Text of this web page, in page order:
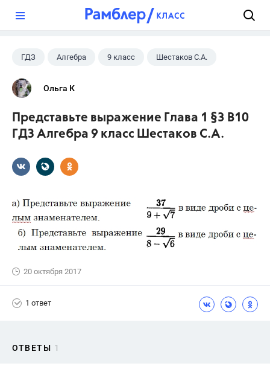
ГДЗ Алгебра 9 класс Шестаков С.А.
Ольга К
Представьте выражение Глава 1 §3 B10
ГДЗ Алгебра 9 класс Шестаков С.А.
20 октября 2017
1 ответ
ОТВЕТЫ 1